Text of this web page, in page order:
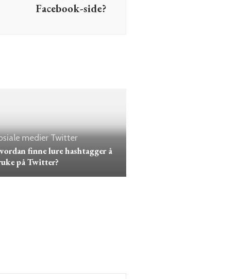
Facebook-side?
medierTwitter
finne lure hashtagger å
på Twitter?